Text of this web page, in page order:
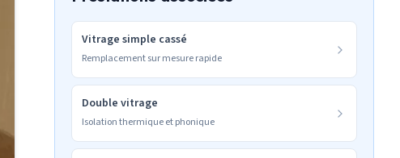
Vitrage simple cassé
Remplacement sur mesure rapide
Double vitrage
Isolation thermique et phonique